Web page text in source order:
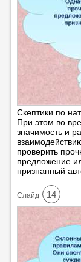
Скептики по
При этом во
значимость и
проверить
предложение
признанный
Cлайд 14